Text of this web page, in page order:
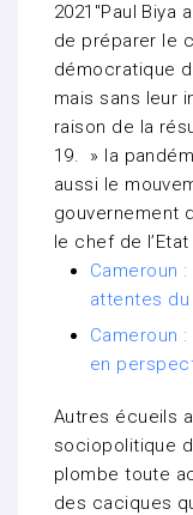
2021″Paul
de préparer le
démocratique
mais sans leur
raison de la
19. » la
aussi le
gouvernement
le chef de
Cameroun
attentes du
Cameroun
en
Autres écueils
sociopolitique
plombe toute
des caciques